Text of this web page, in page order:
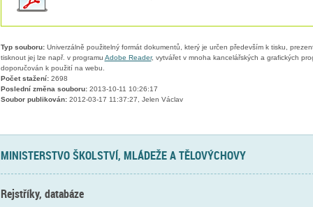
Typ souboru:Univerzálně použitelný formát dokumentů, který je určen především k tisku,
tisknout jej lze např. v programu Adobe Reader, vytvářet v mnoha kancelářských a grafických
doporučován k použití na webu.
Počet stažení:2698
Poslední změna souboru:2013-10-11 10:26:17
Soubor publikován:2012-03-17 11:37:27, Jelen Václav
MINISTERSTVO ŠKOLSTVÍ, MLÁDEŽE A TĚLOVÝCHOVY
Rejstříky, databáze